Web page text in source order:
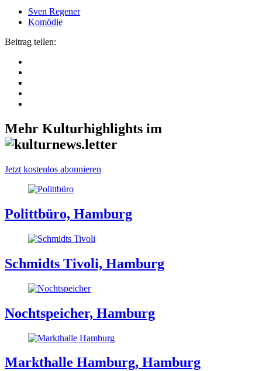
Sven Regener
Komödie
Beitrag teilen:
Mehr Kulturhighlights im
Jetzt kostenlos abonnieren
Polittbüro, Hamburg
Schmidts Tivoli, Hamburg
Nochtspeicher, Hamburg
Markthalle Hamburg, Hamburg